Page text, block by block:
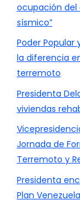
ocupación del
sísmico”
Poder Popular
la diferencia
terremoto
Presidenta
viviendas
Jornada de
Terremoto y
Presidenta
Plan